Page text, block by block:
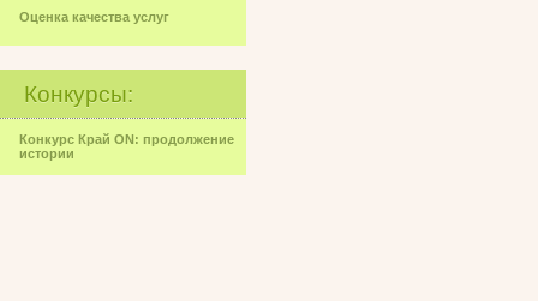
Оценка качества услуг
Конкурсы:
Конкурс Край ON: продолжение
истории